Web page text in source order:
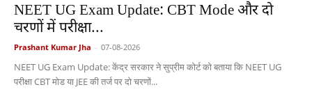
NEET UG Exam Update: CBT Mode और दो
चरणों में परीक्षा...
Prashant Kumar Jha - 07-08-2026
NEET UG Exam Update: केंद्र सरकार ने सुप्रीम कोर्ट को बताया कि NEET UG
परीक्षा CBT मोड या JEE की तर्ज पर दो चरणों...